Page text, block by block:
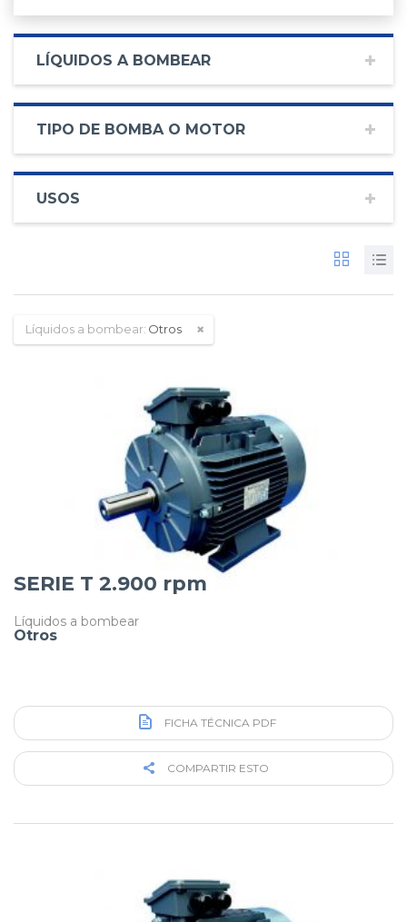
LÍQUIDOS A BOMBEAR
TIPO DE BOMBA O MOTOR
USOS
Líquidos a bombear: Otros
SERIE T 2.900 rpm
Líquidos a bombear
Otros
FICHA TÉCNICA PDF
COMPARTIR ESTO